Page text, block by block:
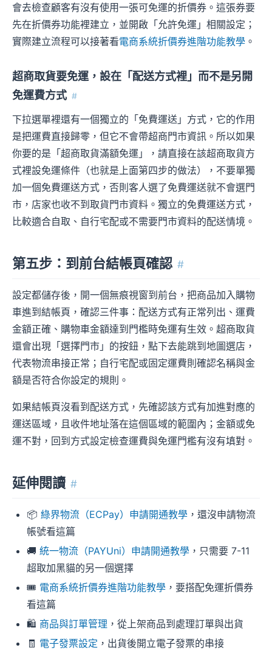
會去檢查顧客有沒有使用一張可免運的折價券。這張券要
先在折價券功能裡建立，並開啟「允許免運」相關設定；
實際建立流程可以接著看電商系統折價券進階功能教學 。
超商取貨要免運，設在「配送方式裡」而不是另開
免運費方式 #
下拉選單裡還有一個獨立的「免費運送」方式，它的作用
是把運費直接歸零，但它不會帶超商門市資訊。所以如果
你要的是「超商取貨滿額免運」，請直接在該超商取貨方
式裡設免運條件（也就是上面第四步的做法），不要單獨
加一個免費運送方式，否則客人選了免費運送就不會選門
市，店家也收不到取貨門市資料。獨立的免費運送方式，
比較適合自取、自行宅配或不需要門市資料的配送情境。
第五步：到前台結帳頁確認 #
設定都儲存後，開一個無痕視窗到前台，把商品加入購物
車進到結帳頁，確認三件事：配送方式有正常列出、運費
金額正確、購物車金額達到門檻時免運有生效。超商取貨
還會出現「選擇門市」的按鈕，點下去能跳到地圖選店，
代表物流串接正常；自行宅配或固定運費則確認名稱與金
額是否符合你設定的規則。
如果結帳頁沒看到配送方式，先確認該方式有加進對應的
運送區域，且收件地址落在這個區域的範圍內；金額或免
運不對，回到方式設定檢查運費與免運門檻有沒有填對。
延伸閱讀 #
📦 綠界物流（ECPay）申請開通教學 ，還沒申請物流
帳號看這篇
🚚 統一物流（PAYUni）申請開通教學 ，只需要 7-11
超取加黑貓的另一個選擇
🎟️ 電商系統折價券進階功能教學 ，要搭配免運折價券
看這篇
🛍️ 商品與訂單管理 ，從上架商品到處理訂單與出貨
🧾 電子發票設定 ，出貨後開立電子發票的串接